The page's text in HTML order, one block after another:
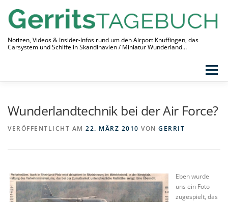
Inhalt
springen
Notizen, Videos & Insider-Infos rund um den Airport Knuffingen, das
Carsystem und Schiffe in Skandinavien / Miniatur Wunderland…
Menü
LINKS
Wunderlandtechnik bei der Air Force?
VERÖFFENTLICHT AM 22. MÄRZ 2010 VON GERRIT
Eben wurde
uns ein Foto
zugespielt, das